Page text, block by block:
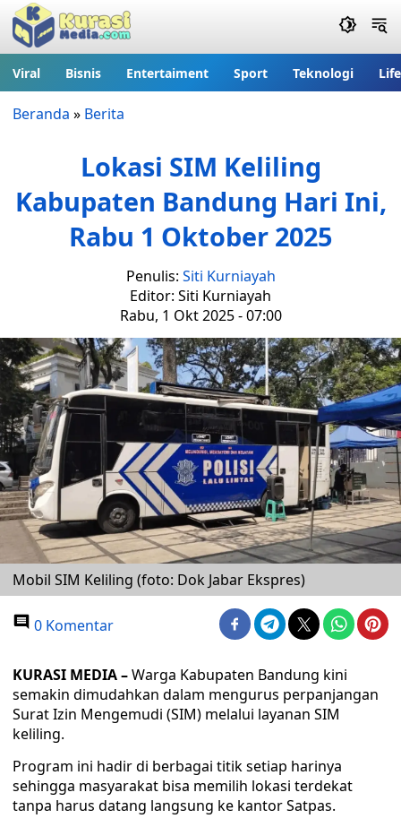
Viral Bisnis Entertaiment Sport Teknologi
Beranda » Berita
Lokasi SIM Keliling
Kabupaten Bandung Hari Ini,
Rabu 1 Oktober 2025
Penulis: Siti Kurniayah
Editor: Siti Kurniayah
Rabu, 1 Okt 2025 - 07:00
Mobil SIM Keliling (foto: Dok Jabar Ekspres)
0 Komentar
KURASI MEDIA –Warga Kabupaten Bandung kini
semakin dimudahkan dalam mengurus perpanjangan
Surat Izin Mengemudi (SIM) melalui layanan SIM
keliling.
Program ini hadir di berbagai titik setiap harinya
sehingga masyarakat bisa memilih lokasi terdekat
tanpa harus datang langsung ke kantor Satpas.